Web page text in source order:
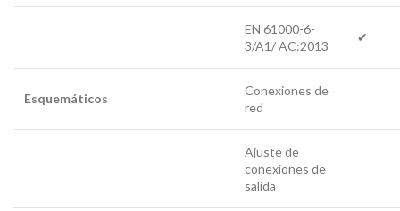
EN 61000-6-
3/A1/ AC:2013
✔
Esquemáticos
Conexiones de
red
Ajuste de
conexiones de
salida